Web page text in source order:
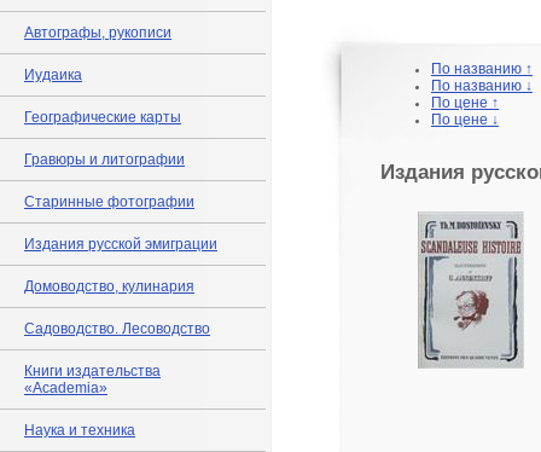
Автографы, рукописи
Иудаика
Географические карты
Гравюры и литографии
Старинные фотографии
Издания русской эмиграции
Домоводство, кулинария
Садоводство. Лесоводство
Книги издательства
«Academia»
Наука и техника
По названию ↑
По названию ↓
По цене ↑
По цене ↓
Издания